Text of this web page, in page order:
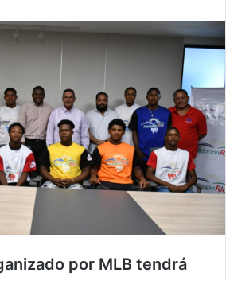
por MLB tendrá